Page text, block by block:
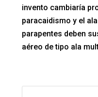
invento cambiaría
paracaidismo y el
parapentes deben
aéreo de tipo ala